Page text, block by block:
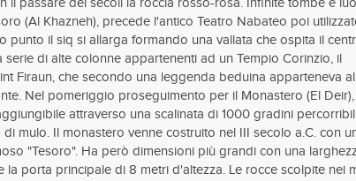
il passare dei secoli la roccia rosso-rosa. Infinite tombe e
(Al Khazneh), precede l'antico Teatro Nabateo poi
punto il siq si allarga formando una vallata che ospita il
serie di alte colonne appartenenti ad un Tempio Corinzio, il
Firaun, che secondo una leggenda beduina apparteneva
Nel pomeriggio proseguimento per il Monastero (El Deir),
attraverso una scalinata di 1000 gradini
mulo. Il monastero venne costruito nel III secolo a.C. con
"Tesoro". Ha però dimensioni più grandi con una
la porta principale di 8 metri d'altezza. Le rocce scolpite nei